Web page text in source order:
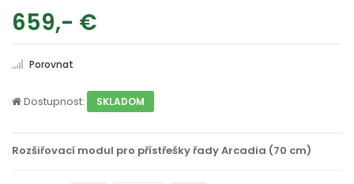
659,- €
Porovnat
Dostupnost: SKLADOM
Rozšiřovací modul pro přístřešky řady Arcadia (70 cm)